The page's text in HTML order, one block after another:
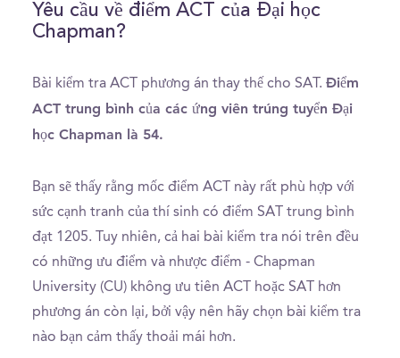
Yêu cầu về điểm ACT của Đại học
Chapman?
Bài kiểm tra ACT phương án thay thế cho SAT. Điểm
ACT trung bình của các ứng viên trúng tuyển Đại
học Chapman là 54.
Bạn sẽ thấy rằng mốc điểm ACT này rất phù hợp với
sức cạnh tranh của thí sinh có điểm SAT trung bình
đạt 1205. Tuy nhiên, cả hai bài kiểm tra nói trên đều
có những ưu điểm và nhược điểm - Chapman
University (CU) không ưu tiên ACT hoặc SAT hơn
phương án còn lại, bởi vậy nên hãy chọn bài kiểm tra
nào bạn cảm thấy thoải mái hơn.